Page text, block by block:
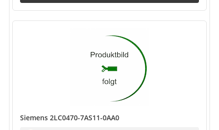
Siemens 2LC0470-7AS11-0AA0